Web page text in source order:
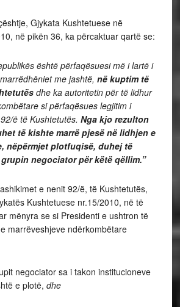
Gjykata Kushtetuese në
në pikën 36, ka përcaktuar qartë se:
është përfaqësuesi më i lartë i
me jashtë, në kuptim të
dhe ka autoritetin për të lidhur
si përfaqësues legjitim i
ë të Kushtetutës. Nga kjo rezulton
të kishte marrë pjesë në lidhjen e
nëpërmjet plotfuqisë, duhej të
negociator për këtë qëllim.”
e nenit 92/ë, të Kushtetutës,
Kushtetuese nr.15/2010, në të
mënyra se si Presidenti e ushtron të
marrëveshjeve ndërkombëtare
negociator sa i takon institucioneve
e plotë, dhe